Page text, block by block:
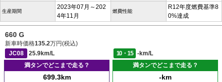
生産期間
2023年07月～202
4年11月
燃費性能
R12年度燃費基準8
0%達成
660 G
新車時価格135.2万円(税込)
JC08
25.9km/L 10・15
-km/L
満タンでどこまで走る？
699.3km
満タンでどこまで走る？
-km